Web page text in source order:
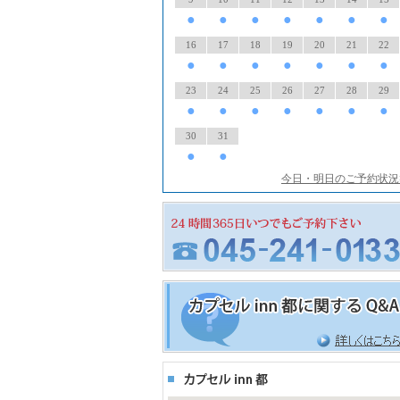
● ● ● ● ● ● ●
16
●
17
●
18
●
19
●
20
●
21
●
22
●
23
●
24
●
25
●
26
●
27
●
28
●
29
●
30
●
31
●
今日・明日のご予約状